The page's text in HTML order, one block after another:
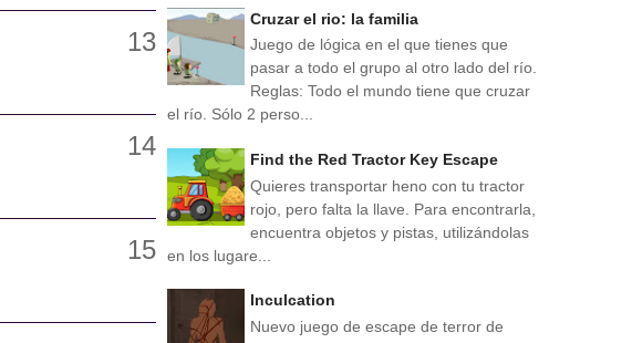
Cruzar el rio: la familia
Juego de lógica en el que tienes que
pasar a todo el grupo al otro lado del río.
Reglas: Todo el mundo tiene que cruzar
el río. Sólo 2 perso...
Find the Red Tractor Key Escape
Quieres transportar heno con tu tractor
rojo, pero falta la llave. Para encontrarla,
encuentra objetos y pistas, utilizándolas
en los lugare...
Inculcation
Nuevo juego de escape de terror de